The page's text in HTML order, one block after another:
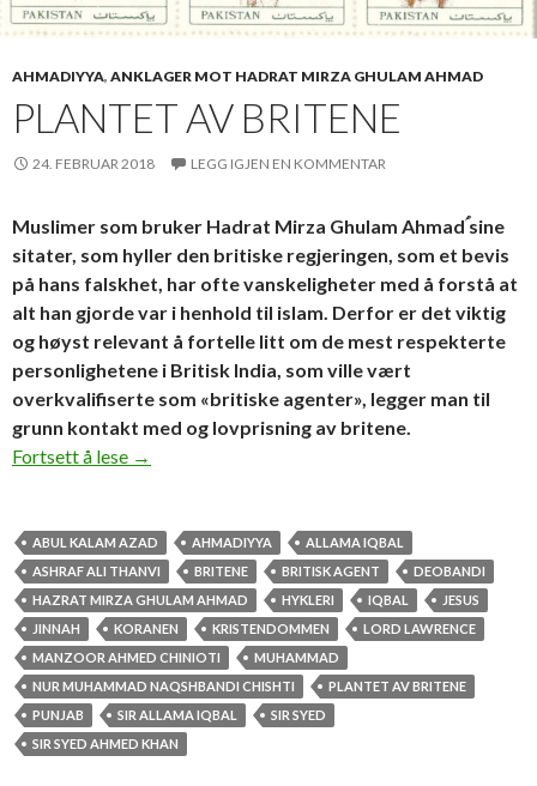
AHMADIYYA, ANKLAGER MOT HADRAT MIRZA GHULAM AHMAD
PLANTET AV BRITENE
24. FEBRUAR 2018 LEGG IGJEN EN KOMMENTAR
Muslimer som bruker Hadrat Mirza Ghulam Ahmadؑ sine
sitater, som hyller den britiske regjeringen, som et bevis
på hans falskhet, har ofte vanskeligheter med å forstå at
alt han gjorde var i henhold til islam. Derfor er det viktig
og høyst relevant å fortelle litt om de mest respekterte
personlighetene i Britisk India, som ville vært
overkvalifiserte som «britiske agenter», legger man til
grunn kontakt med og lovprisning av britene.
Fortsett å lese
Plantet av britene
→
ABUL KALAM AZAD AHMADIYYA
ALLAMA IQBAL
ASHRAF ALI THANVI
BRITENE BRITISK AGENT
DEOBANDI
HAZRAT MIRZA GHULAM AHMAD
HYKLERI IQBAL
JESUS
JINNAH
KORANEN KRISTENDOMMEN
LORD LAWRENCE
MANZOOR AHMED CHINIOTI
MUHAMMAD
NUR MUHAMMAD NAQSHBANDI CHISHTI
PLANTET AV BRITENE
PUNJAB
SIR ALLAMA IQBAL
SIR SYED
SIR SYED AHMED KHAN